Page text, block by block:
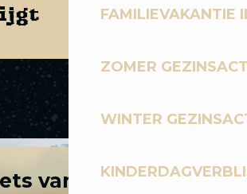
FAMILIEVAKANTIE
ZOMER
WINTER
van het laatste